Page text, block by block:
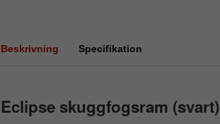
Beskrivning Specifikation
Eclipse skuggfogsram (svart)